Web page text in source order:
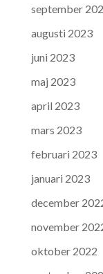
september
augusti 2023
juni 2023
maj 2023
april 2023
mars 2023
februari 2023
januari 2023
december
november
oktober 2022